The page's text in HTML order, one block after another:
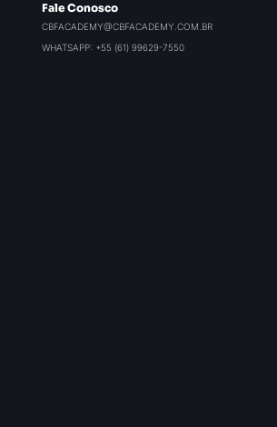
Fale Conosco
CBFACADEMY@CBFACADEMY.COM.BR
WHATSAPP: +55 (61) 99629-7550